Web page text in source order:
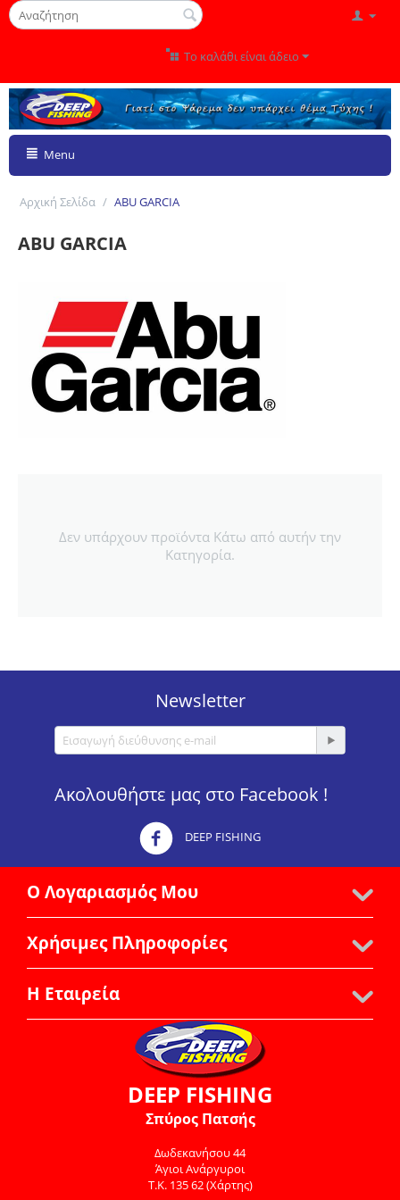
Το καλάθι είναι άδειο
Menu
Αρχική Σελίδα / ABU GARCIA
ABU GARCIA
Δεν υπάρχουν προϊόντα Κάτω από αυτήν την
Κατηγορία.
Newsletter
Ακολουθήστε μας στο Facebook !
DEEP FISHING
Ο Λογαριασμός Μου
Χρήσιμες Πληροφορίες
Η Εταιρεία
DEEP FISHING
Σπύρος Πατσής
Δωδεκανήσου 44
Άγιοι Ανάργυροι
Τ.Κ. 135 62(Χάρτης)